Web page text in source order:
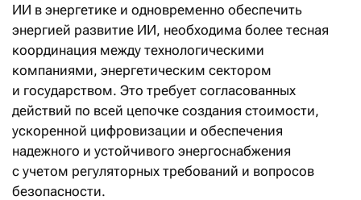
ИИ в энергетике и одновременно обеспечить
энергией развитие ИИ, необходима более тесная
координация между технологическими
компаниями, энергетическим сектором
и государством. Это требует согласованных
действий по всей цепочке создания стоимости,
ускоренной цифровизации и обеспечения
надежного и устойчивого энергоснабжения
с учетом регуляторных требований и вопросов
безопасности.